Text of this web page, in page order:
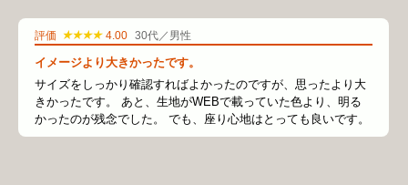
評価 ★★★★ 4.00 30代／男性
イメージより大きかったです。
サイズをしっかり確認すればよかったのですが、思ったより大
きかったです。 あと、生地がWEBで載っていた色より、明る
かったのが残念でした。 でも、座り心地はとっても良いです。